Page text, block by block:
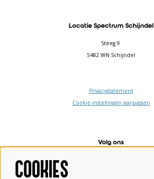
Locatie Spectrum Schijndel
Steeg 9
5482 WN Schijndel
Privacystatement
Cookie instellingen aanpassen
Volg ons
COOKIES